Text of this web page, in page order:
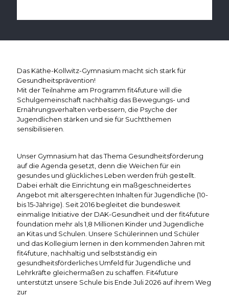
Das Käthe-Kollwitz-Gymnasium macht sich stark für
Gesundheitsprävention!
Mit der Teilnahme am Programm fit4future will die
Schulgemeinschaft nachhaltig das Bewegungs- und
Ernährungsverhalten verbessern, die Psyche der
Jugendlichen stärken und sie für Suchtthemen
sensibilisieren.
Unser Gymnasium hat das Thema Gesundheitsförderung
auf die Agenda gesetzt, denn die Weichen für ein
gesundes und glückliches Leben werden früh gestellt.
Dabei erhält die Einrichtung ein maßgeschneidertes
Angebot mit altersgerechten Inhalten für Jugendliche (10-
bis 15-Jährige). Seit 2016 begleitet die bundesweit
einmalige Initiative der DAK-Gesundheit und der fit4future
foundation mehr als 1,8 Millionen Kinder und Jugendliche
an Kitas und Schulen. Unsere Schülerinnen und Schüler
und das Kollegium lernen in den kommenden Jahren mit
fit4future, nachhaltig und selbstständig ein
gesundheitsförderliches Umfeld für Jugendliche und
Lehrkräfte gleichermaßen zu schaffen. Fit4future
unterstützt unsere Schule bis Ende Juli 2026 auf ihrem Weg
zur